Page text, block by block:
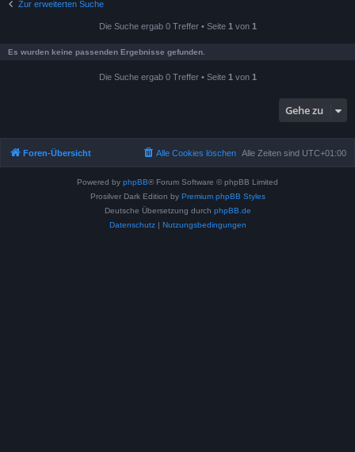
Zur erweiterten Suche
Die Suche ergab 0 Treffer • Seite 1 von 1
Es wurden keine passenden Ergebnisse gefunden.
Die Suche ergab 0 Treffer • Seite 1 von 1
Gehe zu
Foren-Übersicht Alle Zeiten sind UTC+01:00
Alle Cookies löschen
Powered by phpBB® Forum Software © phpBB Limited
Prosilver Dark Edition by Premium phpBB Styles
Deutsche Übersetzung durch phpBB.de
Datenschutz| Nutzungsbedingungen